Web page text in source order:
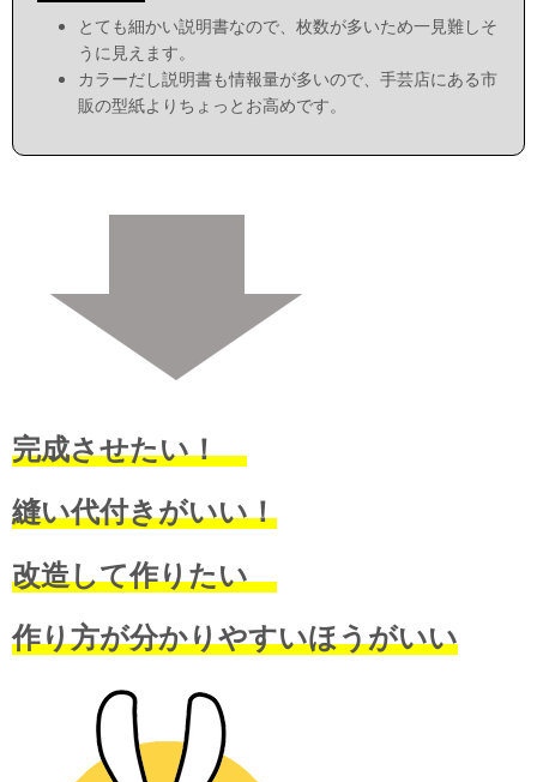
とても細かい説明書なので、枚数が多いため一見難しそ
うに見えます。
カラーだし説明書も情報量が多いので、手芸店にある市
販の型紙よりちょっとお高めです。
完成させたい！
縫い代付きがいい！
改造して作りたい
作り方が分かりやすいほうがいい